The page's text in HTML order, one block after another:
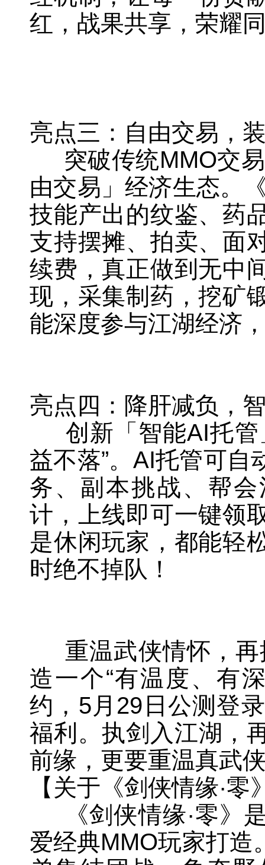
红，战果共享，荣耀
亮点三：自由交易，
突破传统MMO交易
由交易」经济生态。
技能产出的纹鉴、药
支持摆摊、拍卖、面
续费，真正做到无中
现，采集制药，挖矿
能深度参与江湖经济
亮点四：降肝减负，
创新「智能AI托管
益不落”。AI托管可自
务、副本挑战、帮
计，上线即可一键领
是休闲玩家，都能轻
时绝不掉队！
重温武侠情怀，再
造一个“有温度、有
约，5月29日公测登
福利。执剑入江湖，
前缘，更要重温真武
【关于《剑侠情缘·零
《剑侠情缘·零》
爱经典MMO玩家打造